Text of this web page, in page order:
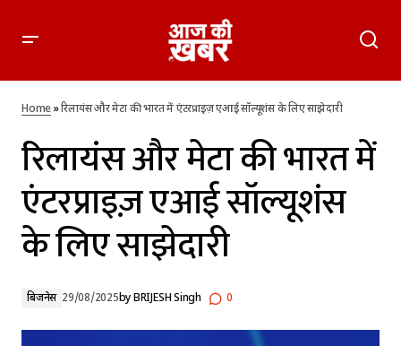
साझेदारी
Home»रिलायंस और मेटा की भारत में एंटरप्राइज़ एआई सॉल्यूशंस के लिए साझेदारी
रिलायंस और मेटा की भारत में
एंटरप्राइज़ एआई सॉल्यूशंस
के लिए साझेदारी
बिजनेस 29/08/2025byBRIJESH Singh 0